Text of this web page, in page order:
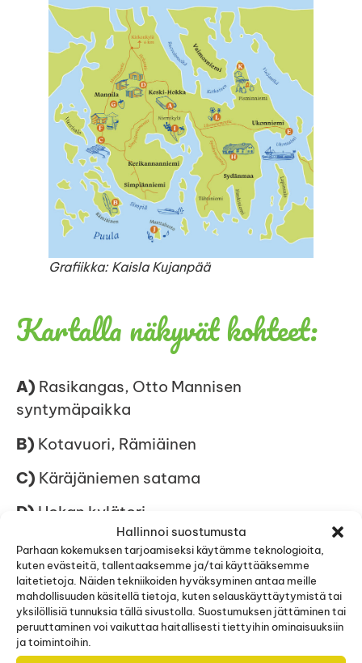
Hallinnoi suostumusta
Parhaan kokemuksen tarjoamiseksi käytämme teknologioita,
kuten evästeitä, tallentaaksemme ja/tai käyttääksemme
laitetietoja. Näiden tekniikoiden hyväksyminen antaa meille
mahdollisuuden käsitellä tietoja, kuten selauskäyttäytymistä tai
yksilöllisiä tunnuksia tällä sivustolla. Suostumuksen jättäminen tai
peruuttaminen voi vaikuttaa haitallisesti tiettyihin ominaisuuksiin
ja toimintoihin.
Grafiikka: Kaisla Kujanpää
Kartalla näkyvät kohteet:
A) Rasikangas, Otto Mannisen
syntymäpaikka
B) Kotavuori, Rämiäinen
C) Käräjäniemen satama
D) Hokan kylätori
E)Puula Tours -risteilyt
F)Kärräinniemen Kievari
G)Mannilan marjatila Pynnönen
H)Tapiola, metsästysseuran talo